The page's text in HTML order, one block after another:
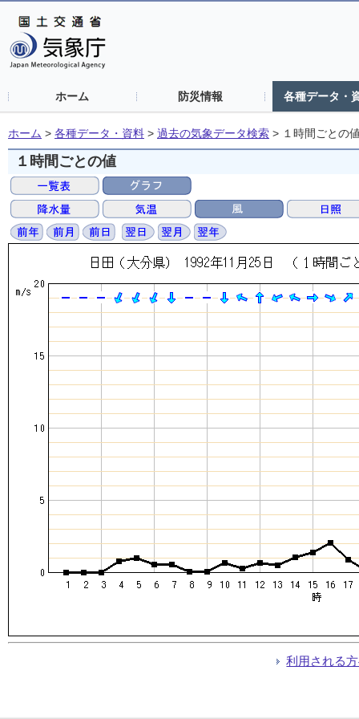
ホーム 防災情報 各種データ・
ホーム > 各種データ・資料 > 過去の気象データ検索 > １時間ごとの
１時間ごとの値
利用される